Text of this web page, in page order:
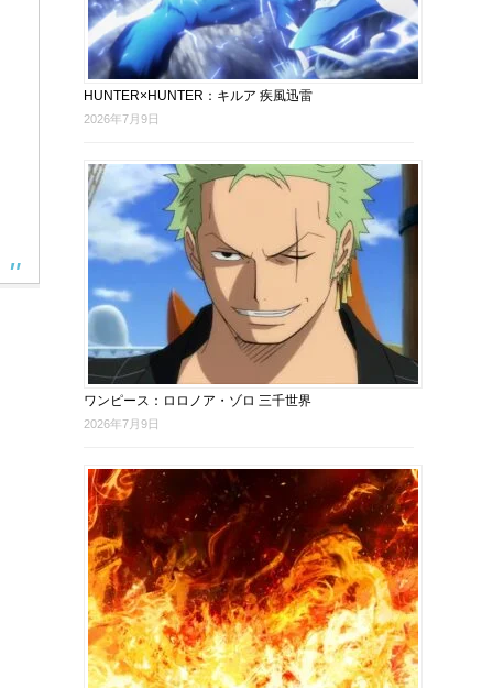
HUNTER×HUNTER：キルア 疾風迅雷
2026年7月9日
ワンピース：ロロノア・ゾロ 三千世界
2026年7月9日